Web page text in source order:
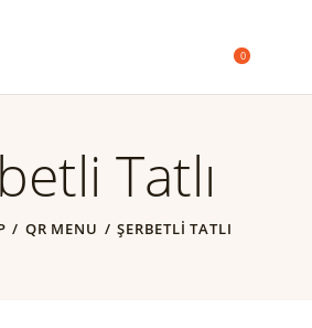
0
Tatlı
QR MENU ŞERBETLI TATLI